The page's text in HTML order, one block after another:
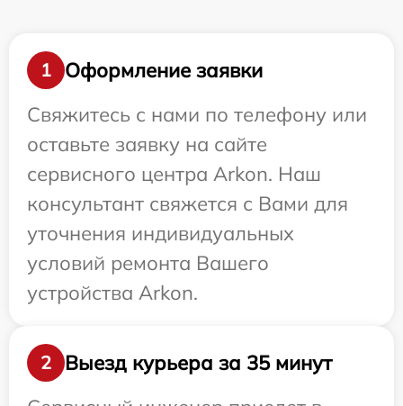
1
Оформление заявки
Свяжитесь с нами по телефону или
оставьте заявку на сайте
сервисного центра Arkon. Наш
консультант свяжется с Вами для
уточнения индивидуальных
условий ремонта Вашего
устройства Arkon.
2
Выезд курьера за 35 минут